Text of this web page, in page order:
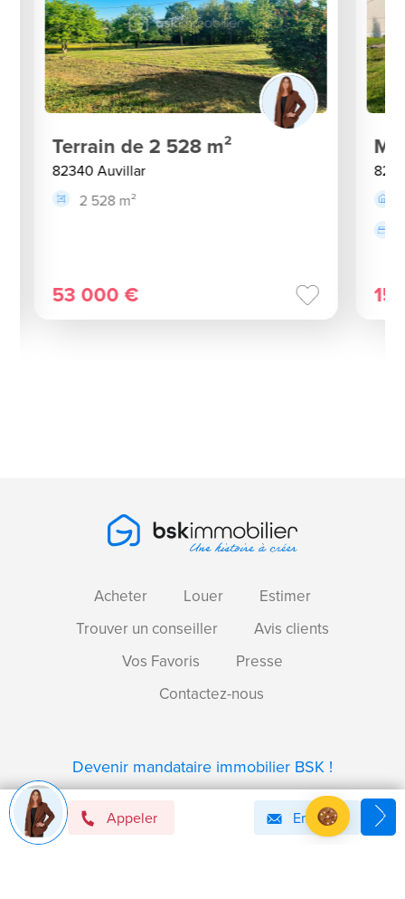
Appeler Email
Terrain de 2 528 m²
82340 Auvillar
2 528 m²
53 000 €
Acheter Louer
Estimer
Trouver un conseiller
Avis clients
Vos Favoris
Presse
Contactez-nous
Devenir mandataire immobilier BSK !